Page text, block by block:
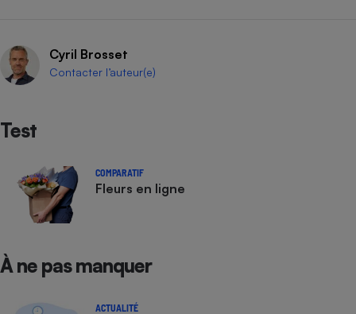
Cyril Brosset
Contacter l’auteur(e)
Test
COMPARATIF
Fleurs en ligne
À ne pas manquer
ACTUALITÉ